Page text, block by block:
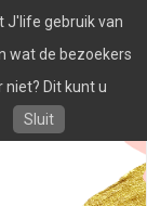
J'life gebruik van
wat de bezoekers
niet? Dit kunt u
Sluit